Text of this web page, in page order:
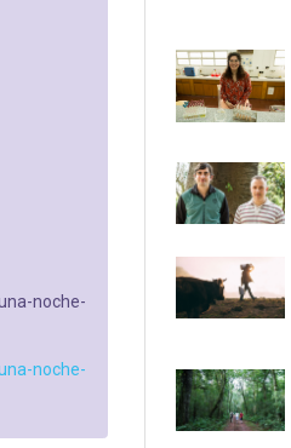
noche-
noche-